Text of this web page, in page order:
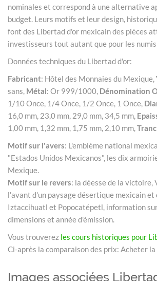
nominales et correspond à une alternative
budget. Leurs motifs et leur design,
font des Libertad d'or mexicain des pièces
investisseurs tout autant que pour les
Données techniques du Libertad d'or:
Fabricant: Hôtel des Monnaies du Mexique,
sans, Métal: Or 999/1000, Dénomination
1/10 Once, 1/4 Once, 1/2 Once, 1 Once,
16,0 mm, 23,0 mm, 29,0 mm, 34,5 mm,
1,00 mm, 1,32 mm, 1,75 mm, 2,10 mm,
Motif sur l'avers: L'emblème national
"Estados Unidos Mexicanos", les dix
Mexique.
Motif sur le revers: la déesse de la victoire,
l'avant d'un paysage désertique mexicain et
Iztaccihuatl et Popocatépetl, information
dimensions et année d'émission.
Vous trouverez les cours historiques pour
Ci-après la comparaison des prix: Acheter
Images associées